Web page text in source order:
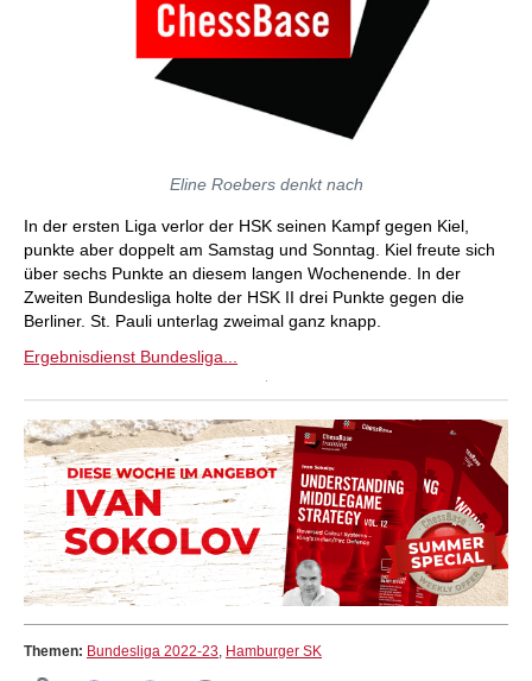
Eline Roebers denkt nach
In der ersten Liga verlor der HSK seinen Kampf gegen Kiel,
punkte aber doppelt am Samstag und Sonntag. Kiel freute sich
über sechs Punkte an diesem langen Wochenende. In der
Zweiten Bundesliga holte der HSK II drei Punkte gegen die
Berliner. St. Pauli unterlag zweimal ganz knapp.
Ergebnisdienst Bundesliga...
Themen: Bundesliga 2022-23 Hamburger SK